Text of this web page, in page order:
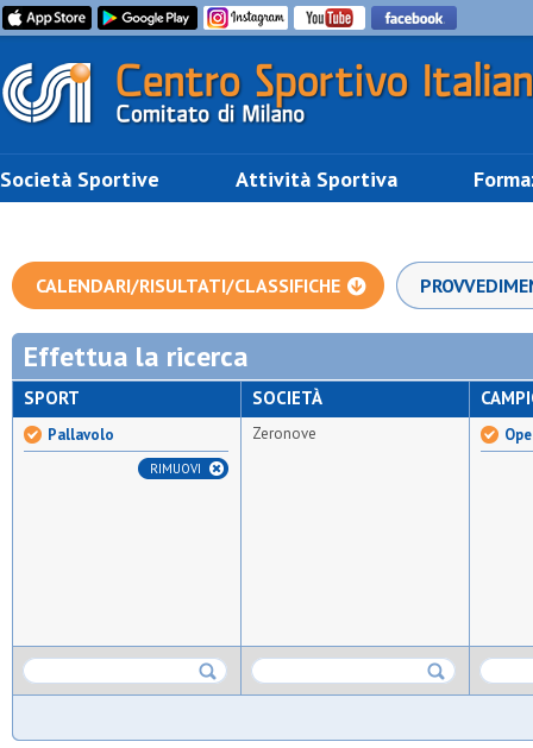
Società Sportive Attività Sportiva
CALENDARI/RISULTATI/CLASSIFICHE
Effettua la ricerca
SPORT
Pallavolo
RIMUOVI
SOCIETÀ
Zeronove